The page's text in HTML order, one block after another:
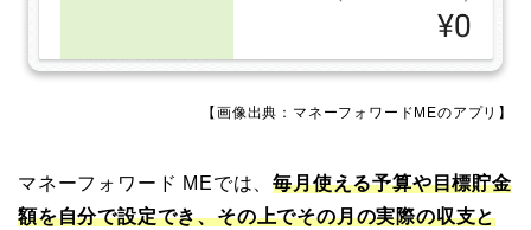
【画像出典：マネーフォワードMEのアプリ】
マネーフォワード MEでは、毎月使える予算や目標貯金
額を自分で設定でき、その上でその月の実際の収支と